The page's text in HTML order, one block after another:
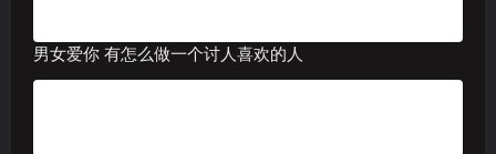
男女爱你 有怎么做一个讨人喜欢的人